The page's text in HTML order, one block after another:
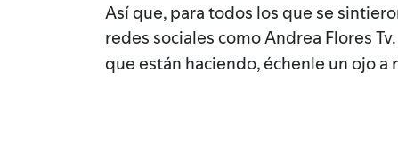
Así que, para todos los que se
redes sociales como Andrea Flores
que están haciendo, échenle un ojo a